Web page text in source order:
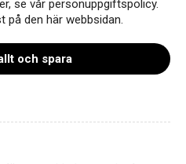
rott-vin-
se vår personuppgiftspolicy.
på den här webbsidan.
och spara